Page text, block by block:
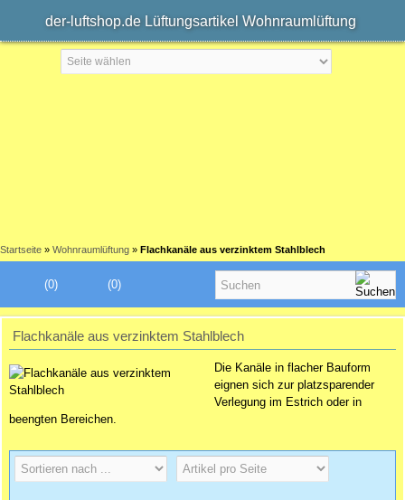
der-luftshop.de Lüftungsartikel Wohnraumlüftung
Startseite » Wohnraumlüftung » Flachkanäle aus verzinktem Stahlblech
(0)
(0)
Flachkanäle aus verzinktem Stahlblech
Die Kanäle in flacher Bauform
eignen sich zur platzsparender
Verlegung im Estrich oder in
beengten Bereichen.